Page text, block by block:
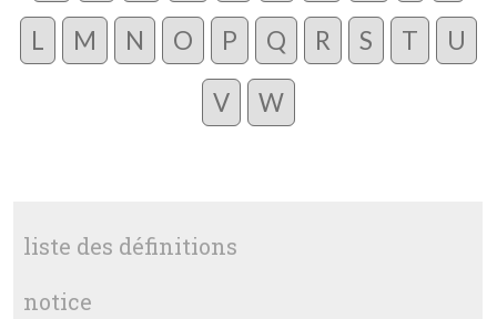
L M N O P Q R S T U
V W
liste des définitions
notice